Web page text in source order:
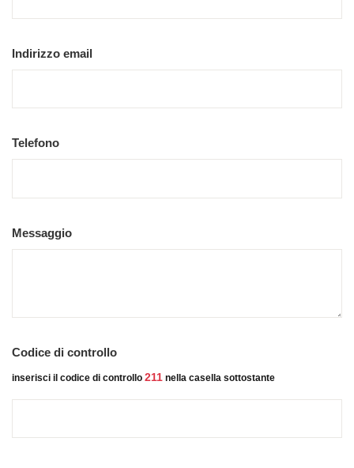
Indirizzo email
Telefono
Messaggio
Codice di controllo
inserisci il codice di controllo 211 nella casella sottostante